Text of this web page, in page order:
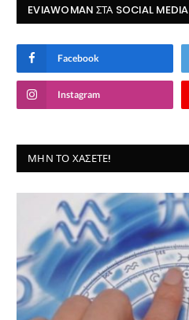
EVIAWOMAN ΣΤΑ SOCIAL MEDIA
Facebook
Instagram
ΜΗΝ ΤΟ ΧΆΣΕΤΕ!